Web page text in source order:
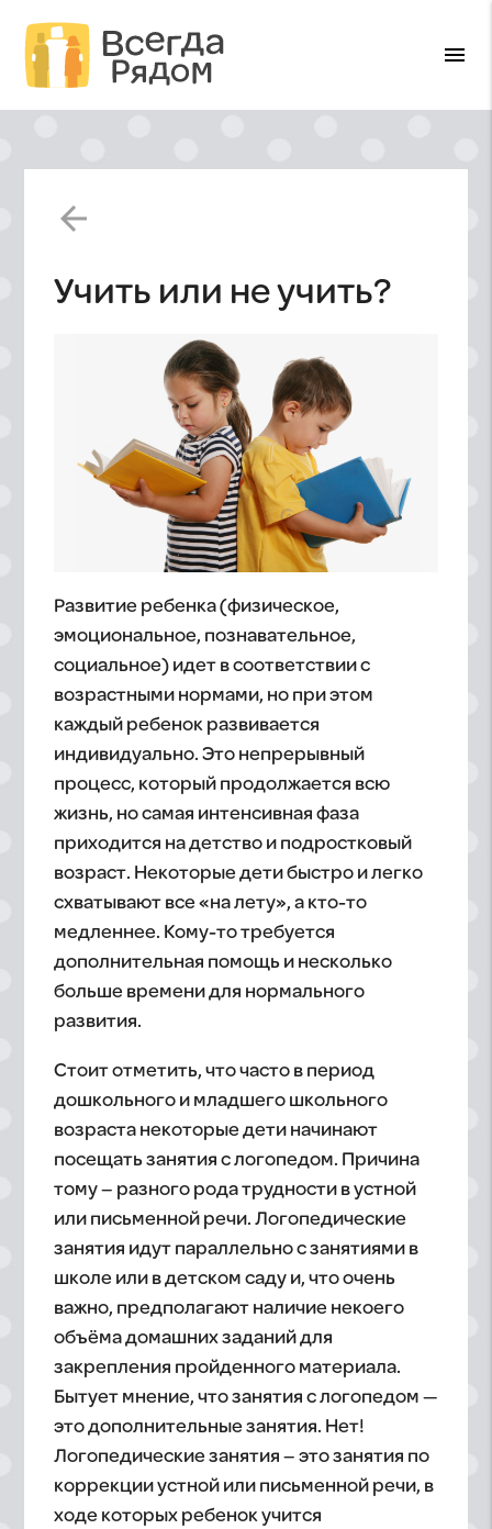
menu
arrow_back
Учить или не учить?
Развитие ребенка (физическое,
эмоциональное, познавательное,
социальное) идет в соответствии с
возрастными нормами, но при этом
каждый ребенок развивается
индивидуально. Это непрерывный
процесс, который продолжается всю
жизнь, но самая интенсивная фаза
приходится на детство и подростковый
возраст. Некоторые дети быстро и легко
схватывают все «на лету», а кто-то
медленнее. Кому-то требуется
дополнительная помощь и несколько
больше времени для нормального
развития.
Стоит отметить, что часто в период
дошкольного и младшего школьного
возраста некоторые дети начинают
посещать занятия с логопедом. Причина
тому – разного рода трудности в устной
или письменной речи. Логопедические
занятия идут параллельно с занятиями в
школе или в детском саду и, что очень
важно, предполагают наличие некоего
объёма домашних заданий для
закрепления пройденного материала.
Бытует мнение, что занятия с логопедом —
это дополнительные занятия. Нет!
Логопедические занятия – это занятия по
коррекции устной или письменной речи, в
ходе которых ребенок учится